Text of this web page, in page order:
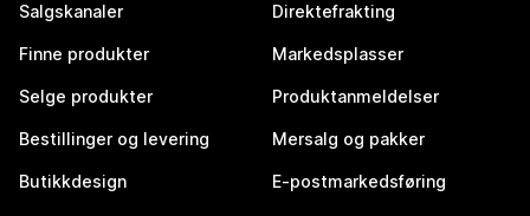
Salgskanaler
Finne produkter
Selge produkter
Bestillinger og levering
Butikkdesign
Direktefrakting
Markedsplasser
Produktanmeldelser
Mersalg og pakker
E-postmarkedsføring